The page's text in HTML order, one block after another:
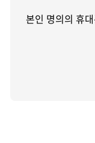
본인 명의의 휴